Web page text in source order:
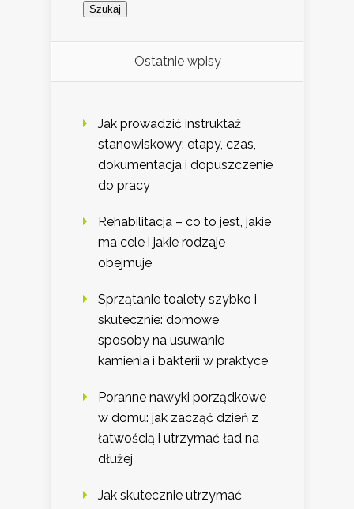
Ostatnie wpisy
Jak prowadzić instruktaż
stanowiskowy: etapy, czas,
dokumentacja i dopuszczenie
do pracy
Rehabilitacja – co to jest, jakie
ma cele i jakie rodzaje
obejmuje
Sprzątanie toalety szybko i
skutecznie: domowe
sposoby na usuwanie
kamienia i bakterii w praktyce
Poranne nawyki porządkowe
w domu: jak zacząć dzień z
łatwością i utrzymać ład na
dłużej
Jak skutecznie utrzymać